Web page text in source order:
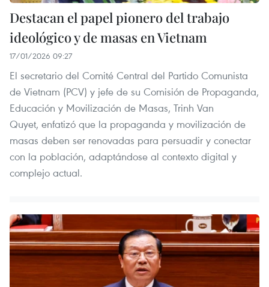
Destacan el papel pionero del trabajo
ideológico y de masas en Vietnam
17/01/2026 09:27
El secretario del Comité Central del Partido Comunista
de Vietnam (PCV) y jefe de su Comisión de Propaganda,
Educación y Movilización de Masas, Trinh Van
Quyet, enfatizó que la propaganda y movilización de
masas deben ser renovadas para persuadir y conectar
con la población, adaptándose al contexto digital y
complejo actual.